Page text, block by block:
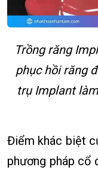
Trồng răng
phục hồi răng
trụ Implant
Điểm khác biệt
phương pháp cổ